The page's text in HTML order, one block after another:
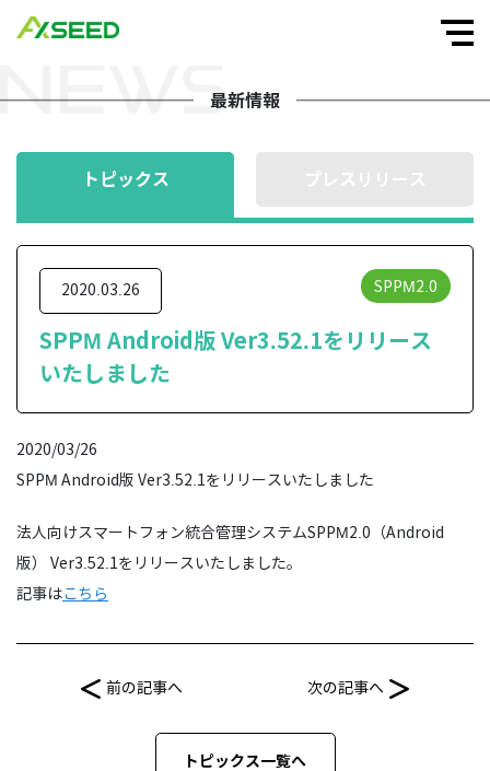
最新情報
トピックス
2020.03.26 SPPM2.0
SPPM Android版 Ver3.52.1をリリース
いたしました
2020/03/26
SPPM Android版 Ver3.52.1をリリースいたしました
法人向けスマートフォン統合管理システムSPPM2.0（Android
版） Ver3.52.1をリリースいたしました。
記事はこちら
前の記事へ 次の記事へ
トピックス一覧へ